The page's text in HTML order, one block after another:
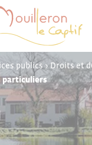
publics>Droits et
particuliers
cookies